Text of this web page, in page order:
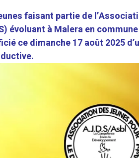
faisant partie de
évoluant à Malera en
ce dimanche 17 août 2025